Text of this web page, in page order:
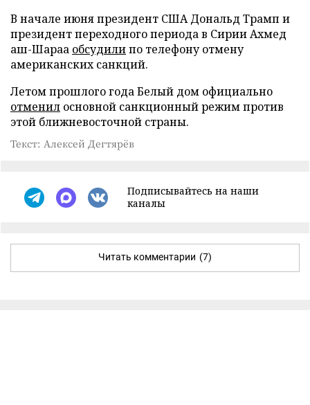
В начале июня президент США Дональд Трамп и
президент переходного периода в Сирии Ахмед
аш-Шараа обсудилипо телефону отмену
американских санкций.
Летом прошлого года Белый дом официально
отменил основной санкционный режим против
этой ближневосточной страны.
Текст: Алексей Дегтярёв
Подписывайтесь на наши
каналы
Читать комментарии (7)